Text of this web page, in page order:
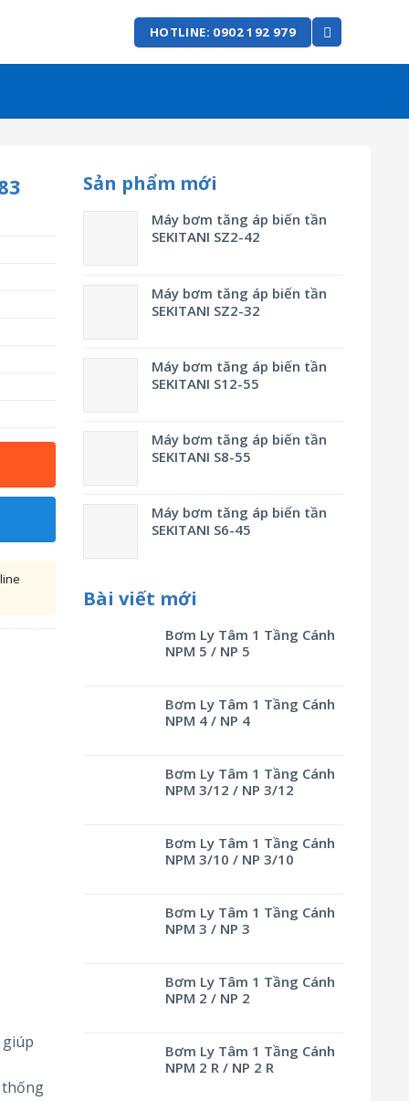
HOTLINE: 0902 192 979
Sản phẩm mới
Máy bơm tăng áp biến tần
SEKITANI SZ2-42
Máy bơm tăng áp biến tần
SEKITANI SZ2-32
Máy bơm tăng áp biến tần
SEKITANI S12-55
Máy bơm tăng áp biến tần
SEKITANI S8-55
Máy bơm tăng áp biến tần
SEKITANI S6-45
Bài viết mới
Bơm Ly Tâm 1 Tầng Cánh
NPM 5 / NP 5
Bơm Ly Tâm 1 Tầng Cánh
NPM 4 / NP 4
Bơm Ly Tâm 1 Tầng Cánh
NPM 3/12 / NP 3/12
Bơm Ly Tâm 1 Tầng Cánh
NPM 3/10 / NP 3/10
Bơm Ly Tâm 1 Tầng Cánh
NPM 3 / NP 3
Bơm Ly Tâm 1 Tầng Cánh
NPM 2 / NP 2
Bơm Ly Tâm 1 Tầng Cánh
NPM 2 R / NP 2 R
thống